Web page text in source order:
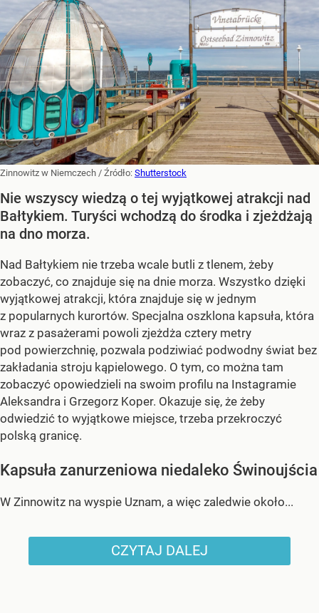
Zinnowitz w Niemczech / Źródło: Shutterstock
Nie wszyscy wiedzą o tej wyjątkowej atrakcji nad
Bałtykiem. Turyści wchodzą do środka i zjeżdżają
na dno morza.
Nad Bałtykiem nie trzeba wcale butli z tlenem, żeby
zobaczyć, co znajduje się na dnie morza. Wszystko dzięki
wyjątkowej atrakcji, która znajduje się w jednym
z popularnych kurortów. Specjalna oszklona kapsuła, która
wraz z pasażerami powoli zjeżdża cztery metry
pod powierzchnię, pozwala podziwiać podwodny świat bez
zakładania stroju kąpielowego. O tym, co można tam
zobaczyć opowiedzieli na swoim profilu na Instagramie
Aleksandra i Grzegorz Koper. Okazuje się, że żeby
odwiedzić to wyjątkowe miejsce, trzeba przekroczyć
polską granicę.
Kapsuła zanurzeniowa niedaleko Świnoujścia
W Zinnowitz na wyspie Uznam, a więc zaledwie około...
CZYTAJ DALEJ